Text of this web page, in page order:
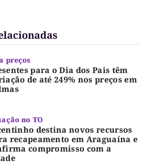
preços
para o Dia dos Pais têm
de até 249% nos preços em
no TO
destina novos recursos
recapeamento em Araguaína e
compromisso com a